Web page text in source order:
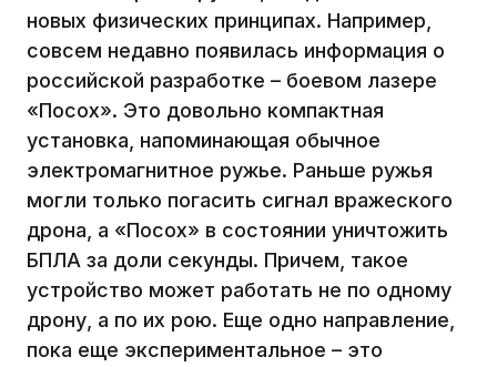
новых физических принципах. Например,
совсем недавно появилась информация о
российской разработке – боевом лазере
«Посох». Это довольно компактная
установка, напоминающая обычное
электромагнитное ружье. Раньше ружья
могли только погасить сигнал вражеского
дрона, а «Посох» в состоянии уничтожить
БПЛА за доли секунды. Причем, такое
устройство может работать не по одному
дрону, а по их рою. Еще одно направление,
пока еще экспериментальное – это